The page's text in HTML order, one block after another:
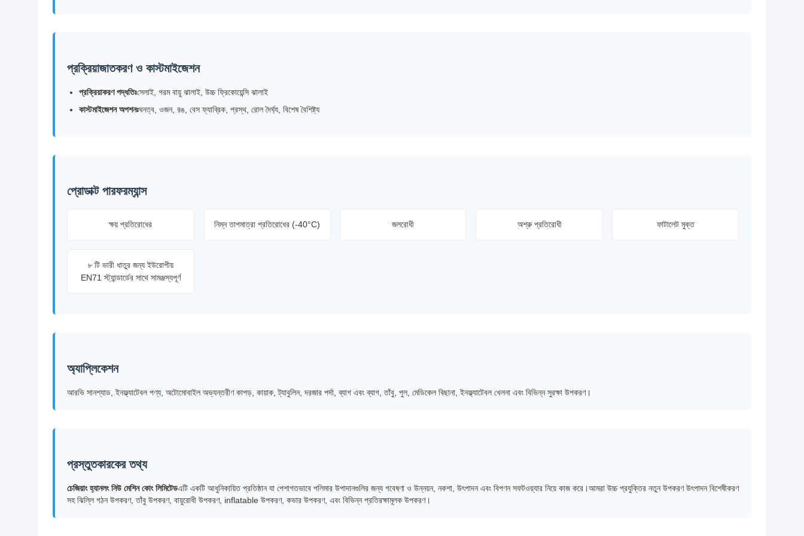
প্রক্রিয়াজাতকরণ ও কাস্টমাইজেশন
প্রক্রিয়াকরণ পদ্ধতিঃসেলাই, গরম বায়ু ঝালাই, উচ্চ ফ্রিকোয়েন্সি ঝালাই
কাস্টমাইজেশন অপশনঃঘনত্ব, ওজন, রঙ, বেস ফ্যাব্রিক, প্রস্থ, রোল দৈর্ঘ্য, বিশেষ বৈশিষ্ট্য
প্রোডাক্ট পারফরম্যান্স
ক্ষয় প্রতিরোধের নিম্ন তাপমাত্রা প্রতিরোধের (-40°C) জলরোধী অশ্রু প্রতিরোধী ফাটালেট মুক্ত
৮ টি ভারী ধাতুর জন্য ইউরোপীয়
EN71 স্ট্যান্ডার্ডের সাথে সামঞ্জস্যপূর্ণ
অ্যাপ্লিকেশন
আরভি সানশ্যাড, ইনফ্ল্যাটেবল পণ্য, অটোমোবাইল অভ্যন্তরীণ কাপড়, কায়াক, ট্যাবুলিন, দরজার পর্দা, ব্যাগ এবং ব্যাগ, তাঁবু, পুল, মেডিকেল বিছানা, ইনফ্ল্যাটেবল খেলনা এবং বিভিন্ন সুরক্ষা উপকরণ।
প্রস্তুতকারকের তথ্য
চেজিয়াং হ্যানলং নিউ মেশিন কোং লিমিটেডএটি একটি আধুনিকায়িত প্রতিষ্ঠান যা পেশাগতভাবে পলিমার উপাদানগুলির জন্য গবেষণা ও উন্নয়ন, নকশা, উৎপাদন এবং বিপণন সফটওয়্যার নিয়ে কাজ করে।আমরা উচ্চ প্রযুক্তির নতুন উপকরণ উৎপাদন বিশেষীকরণ
সহ ঝিল্লি গঠন উপকরণ, তাঁবু উপকরণ, বায়ুরোধী উপকরণ, inflatable উপকরণ, কভার উপকরণ, এবং বিভিন্ন প্রতিরক্ষামূলক উপকরণ।